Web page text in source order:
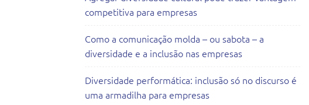
competitiva para empresas
Como a comunicação molda – ou sabota – a
diversidade e a inclusão nas empresas
Diversidade performática: inclusão só no discurso é
uma armadilha para empresas